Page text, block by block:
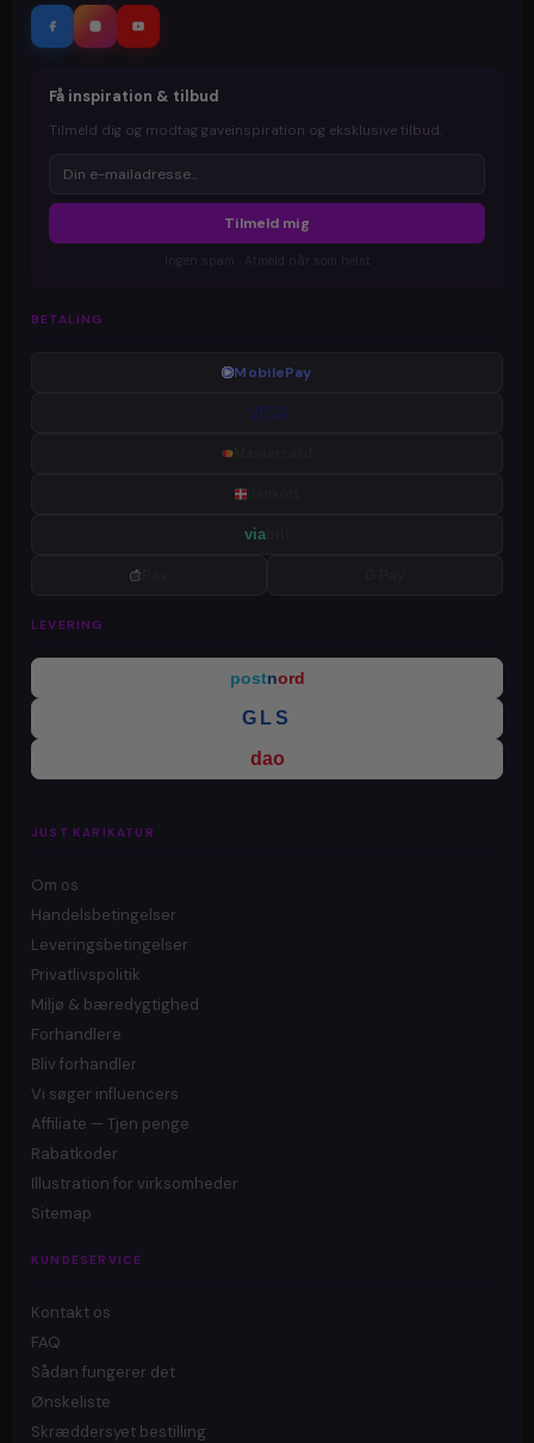
Få inspiration & tilbud
Tilmeld dig og modtag gaveinspiration og eksklusive tilbud.
Tilmeld mig
JUST KARIKATUR
Om os
Handelsbetingelser
Leveringsbetingelser
Privatlivspolitik
Miljø & bæredygtighed
Forhandlere
Bliv forhandler
Vi søger influencers
Affiliate — Tjen penge
Rabatkoder
Illustration for virksomheder
Sitemap
KUNDESERVICE
Kontakt os
FAQ
Sådan fungerer det
Ønskeliste
Skræddersyet bestilling
BETALING
MobilePay
VISA
via
LEVERING
postnord
GLS
dao